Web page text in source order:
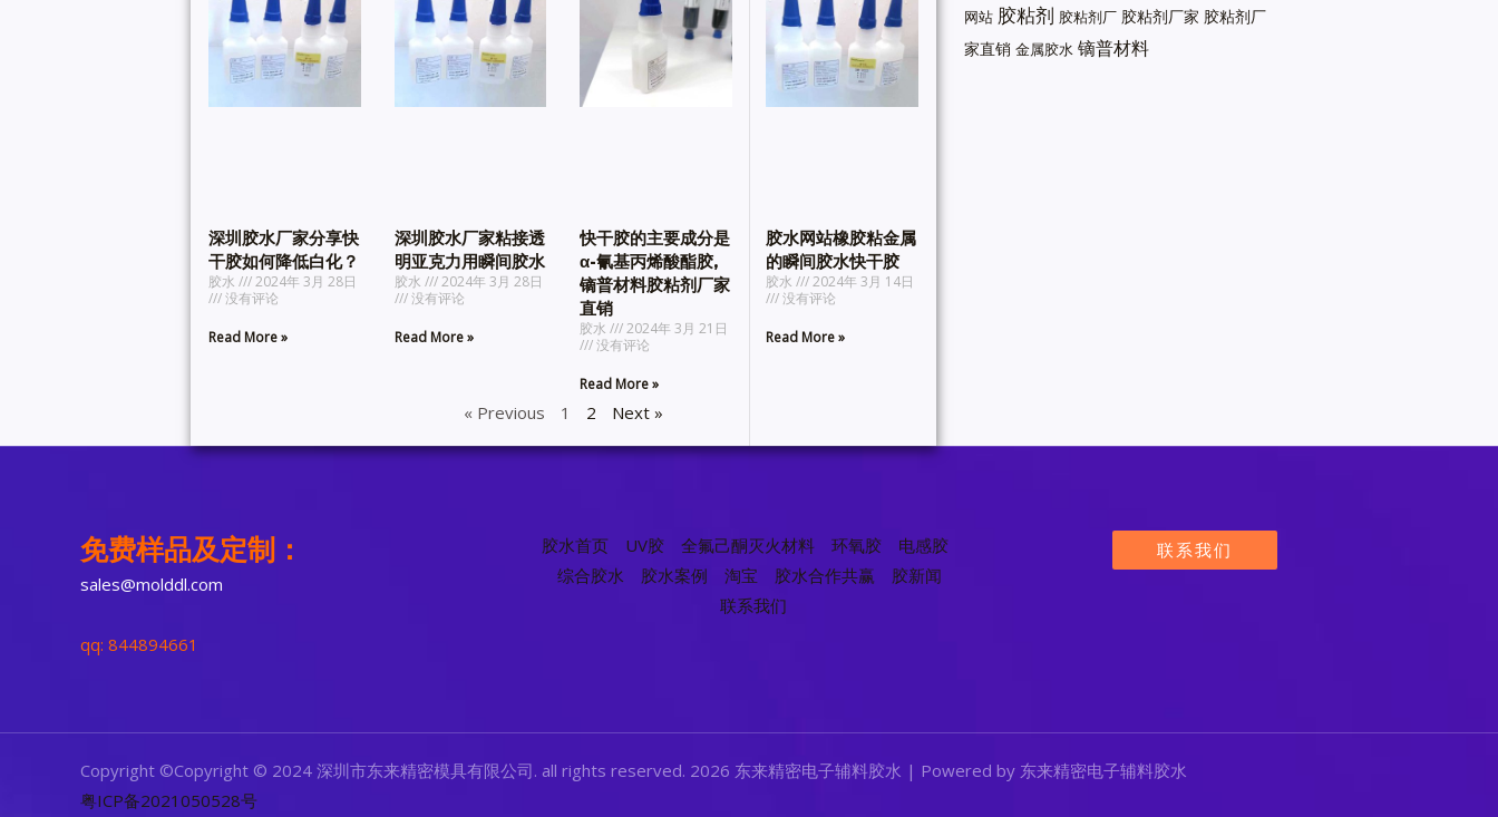
深圳胶水厂家分享快
干胶如何降低白化？
胶水
2024年 3月 28日
没有评论
Read More »
深圳胶水厂家粘接透
明亚克力用瞬间胶水
胶水
2024年 3月 28日
没有评论
Read More »
快干胶的主要成分是
α-氰基丙烯酸酯胶,
镝普材料胶粘剂厂家
直销
胶水
2024年 3月 21日
没有评论
Read More »
胶水网站橡胶粘金属
的瞬间胶水快干胶
胶水
2024年 3月 14日
没有评论
Read More »
« Previous 1 2 Next »
网站 胶粘剂 胶粘剂厂 胶粘剂厂家 胶粘剂厂
家直销 金属胶水 镝普材料
免费样品及定制：
sales@molddl.com
qq: 844894661
胶水首页 UV胶 全氟己酮灭火材料 环氧胶
电感胶
综合胶水
胶水案例 淘宝 胶水合作共赢
胶新闻
联系我们
联系我们
Copyright ©Copyright © 2024 深圳市东来精密模具有限公司. all rights reserved. 2026 东来精密电子辅料胶水 | Powered by 东来精密电子辅料胶水
粤ICP备2021050528号